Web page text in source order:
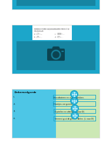
Rekenvolgorde
1.
2.
3.
4.
Haakjes wegwerken
Vermenigvuldigen en delen. (L naar R)
Optellen en aftellen (L naar R)
Kwadrateren en worteltrekken.